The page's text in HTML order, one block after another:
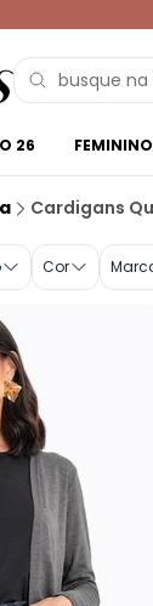
26 FEMININO
Cardigans
Cor